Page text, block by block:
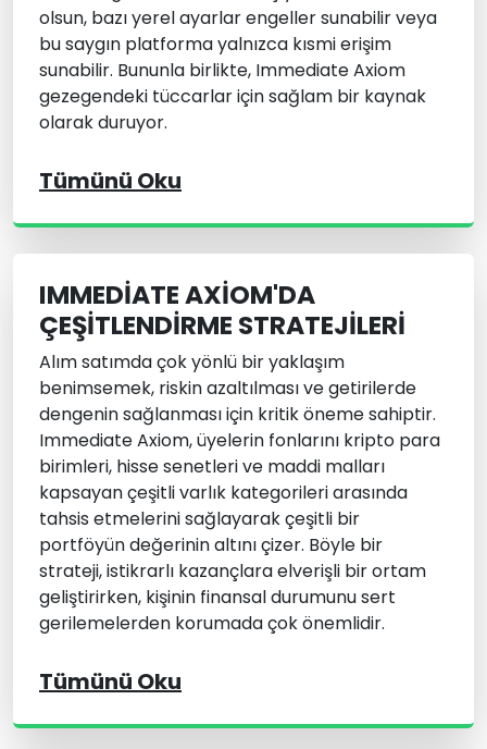
olsun, bazı yerel ayarlar engeller sunabilir veya
bu saygın platforma yalnızca kısmi erişim
sunabilir. Bununla birlikte, Immediate Axiom
gezegendeki tüccarlar için sağlam bir kaynak
olarak duruyor.
Tümünü Oku
IMMEDIATE AXIOM'DA
ÇEŞITLENDIRME STRATEJILERI
Alım satımda çok yönlü bir yaklaşım
benimsemek, riskin azaltılması ve getirilerde
dengenin sağlanması için kritik öneme sahiptir.
Immediate Axiom, üyelerin fonlarını kripto para
birimleri, hisse senetleri ve maddi malları
kapsayan çeşitli varlık kategorileri arasında
tahsis etmelerini sağlayarak çeşitli bir
portföyün değerinin altını çizer. Böyle bir
strateji, istikrarlı kazançlara elverişli bir ortam
geliştirirken, kişinin finansal durumunu sert
gerilemelerden korumada çok önemlidir.
Tümünü Oku